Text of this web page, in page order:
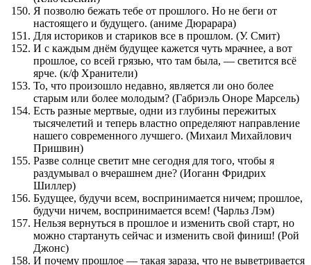
Я позволю бежать тебе от прошлого. Но не беги от
настоящего и будущего. (аниме Дюрарара)
Для историков и стариков все в прошлом. (У. Смит)
И с каждым днём будущее кажется чуть мрачнее, а вот
прошлое, со всей грязью, что там была, — светится всё
ярче. (к/ф Хранители)
То, что произошло недавно, является ли оно более
старым или более молодым? (Габриэль Оноре Марсель)
Есть разные мертвые, одни из глубины пережитых
тысячелетий и теперь властно определяют направление
нашего современного лучшего. (Михаил Михайлович
Пришвин)
Разве солнце светит мне сегодня для того, чтобы я
раздумывал о вчерашнем дне? (Иоганн Фридрих
Шиллер)
Будущее, будучи всем, воспринимается ничем; прошлое,
будучи ничем, воспринимается всем! (Чарльз Лэм)
Нельзя вернуться в прошлое и изменить свой старт, но
можно стартануть сейчас и изменить свой финиш! (Рой
Джонс)
И почему прошлое — такая зараза, что не выветривается